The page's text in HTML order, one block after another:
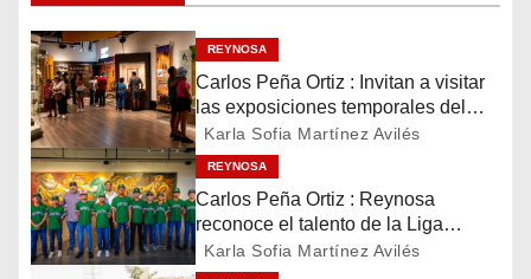
e
g
a
c
i
REYNOSA
Carlos Peña Ortiz : Invitan a visitar
las exposiciones temporales del
Museo del Ferrocarril Reynosa
Karla Sofia Martínez Avilés
REYNOSA
Carlos Peña Ortiz : Reynosa
reconoce el talento de la Liga
Treviño Kelly, subcampeona
latinoamericana
Karla Sofia Martínez Avilés